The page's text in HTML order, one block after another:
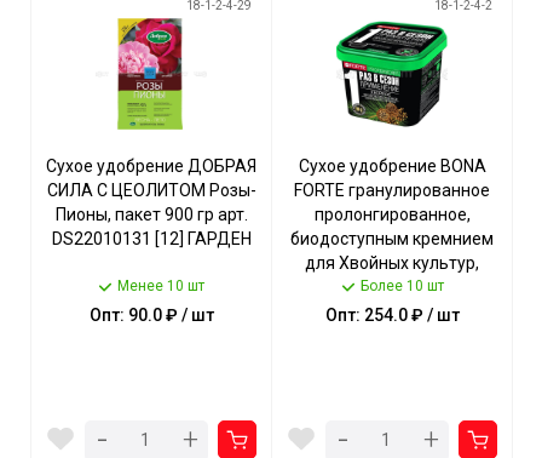
18-1-2-4-29
Сухое удобрение ДОБРАЯ
СИЛА С ЦЕОЛИТОМ Розы-
Пионы, пакет 900 гр арт.
DS22010131 [12] ГАРДЕН
Менее 10 шт
Опт: 90.0 ₽ / шт
- +
18-1-2-4-2
Сухое удобрение BONA
FORTE гранулированное
пролонгированное,
биодоступным кремнием
для Хвойных культур,
ведро 1 л арт. BF23020071
[12] ГАРДЕН
Более 10 шт
Опт: 254.0 ₽ / шт
- +